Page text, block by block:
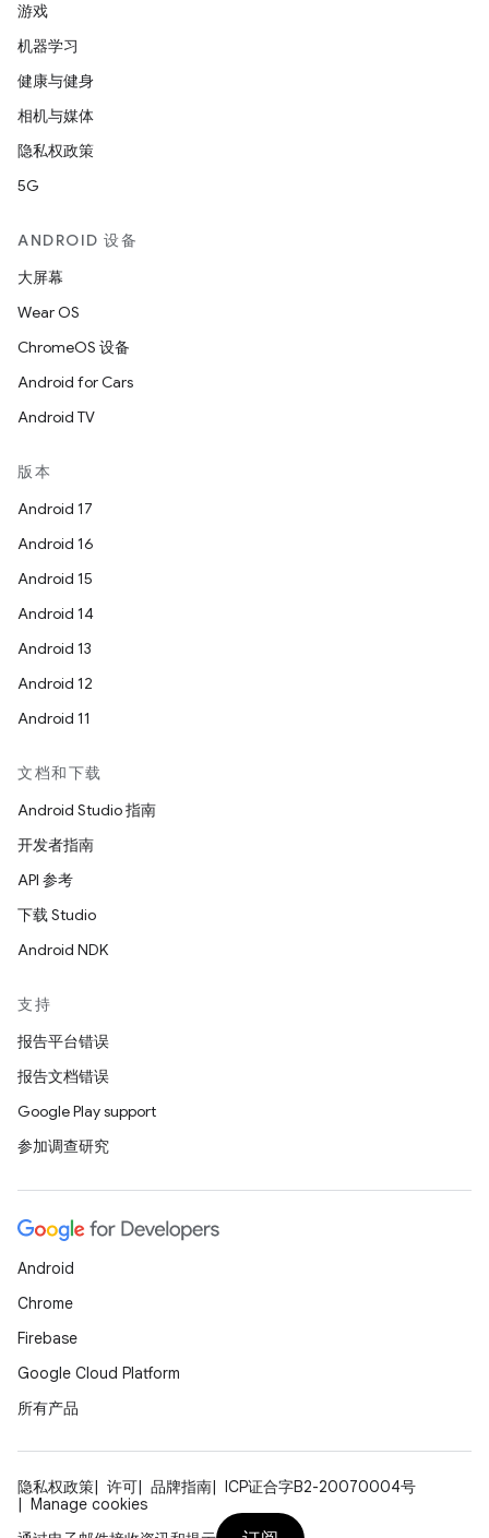
游戏
机器学习
健康与健身
相机与媒体
隐私权政策
5G
ANDROID 设备
大屏幕
Wear OS
ChromeOS 设备
Android for Cars
Android TV
版本
Android 17
Android 16
Android 15
Android 14
Android 13
Android 12
Android 11
文档和下载
Android Studio 指南
开发者指南
API 参考
下载 Studio
Android NDK
支持
报告平台错误
报告文档错误
Google Play support
参加调查研究
Android
Chrome
Firebase
Google Cloud Platform
所有产品
隐私权政策 许可 品牌指南
ICP证合字B2-20070004号
Manage cookies